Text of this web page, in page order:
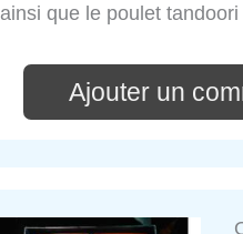
ainsi que le poulet tandoori
Ajouter un